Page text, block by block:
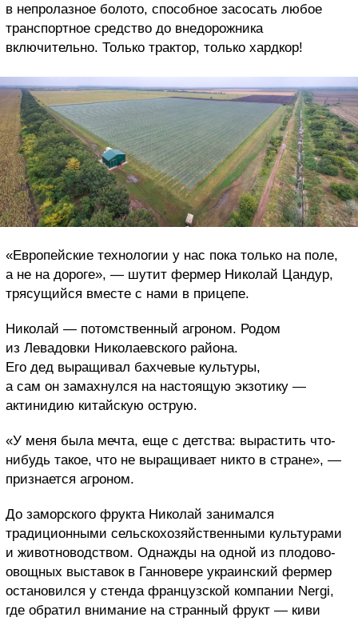
в непролазное болото, способное засосать любое
транспортное средство до внедорожника
включительно. Только трактор, только хардкор!
«Европейские технологии у нас пока только на поле,
а не на дороге», — шутит фермер Николай Цандур,
трясущийся вместе с нами в прицепе.
Николай — потомственный агроном. Родом
из Левадовки Николаевского района.
Его дед выращивал бахчевые культуры,
а сам он замахнулся на настоящую экзотику —
актинидию китайскую острую.
«У меня была мечта, еще с детства: вырастить что-
нибудь такое, что не выращивает никто в стране», —
признается агроном.
До заморского фрукта Николай занимался
традиционными сельскохозяйственными культурами
и животноводством. Однажды на одной из плодово-
овощных выставок в Ганновере украинский фермер
остановился у стенда французской компании Nergi,
где обратил внимание на странный фрукт — киви